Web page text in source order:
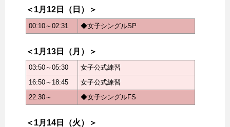
＜1月12日（日）＞
00:10～02:31 ◆女子シングルSP
＜1月13日（月）＞
03:50～05:30
女子公式練習
16:50～18:45
女子公式練習
22:30～
◆女子シングルFS
＜1月14日（火）＞